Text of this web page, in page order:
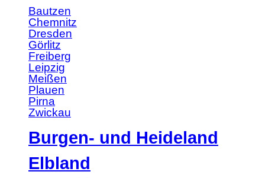
Bautzen
Chemnitz
Dresden
Görlitz
Freiberg
Leipzig
Meißen
Plauen
Pirna
Zwickau
Burgen- und Heideland
Elbland